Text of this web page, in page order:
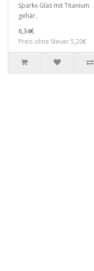
Sparkx Glas mit Titanium
gehär..
6,34€
Preis ohne Steuer 5,20€